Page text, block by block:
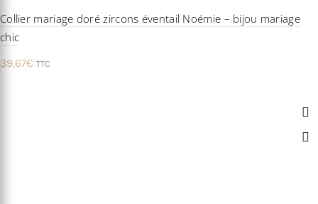
Collier mariage doré zircons éventail Noémie – bijou mariage
chic
39,67€ TTC